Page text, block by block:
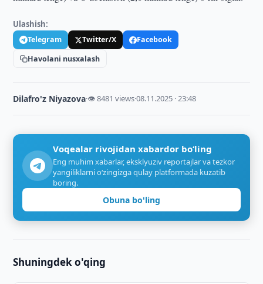
Ulashish:
Telegram Twitter/X
Facebook
Havolani nusxalash
Dilafro'z Niyazova·👁 8481 views·08.11.2025 · 23:48
Voqealar rivojidan xabardor bo‘ling
Eng muhim xabarlar, eksklyuziv reportajlar va tezkor
yangiliklarni o‘zingizga qulay platformada kuzatib
boring.
Obuna bo'ling
Shuningdek o'qing